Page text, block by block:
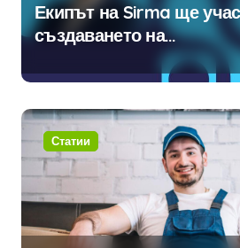
Екипът на Sirma ще
създаването на
международните
навлизане на изкуствен
интелект в
Статии